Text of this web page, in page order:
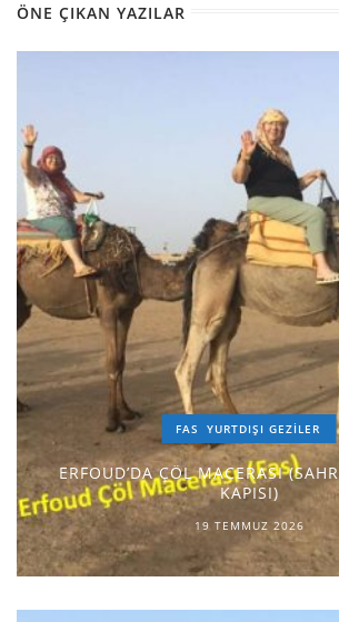
ÖNE ÇIKAN YAZILAR
FAS YURTDIŞI GEZILER
ERFOUD’DA ÇÖL MACERASI
KAPISI)
19 TEMMUZ 2026